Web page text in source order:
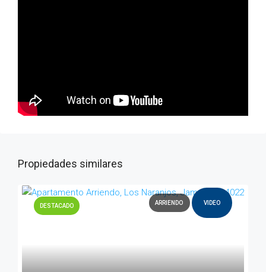
Propiedades similares
DESTACADO ARRIENDO VIDEO